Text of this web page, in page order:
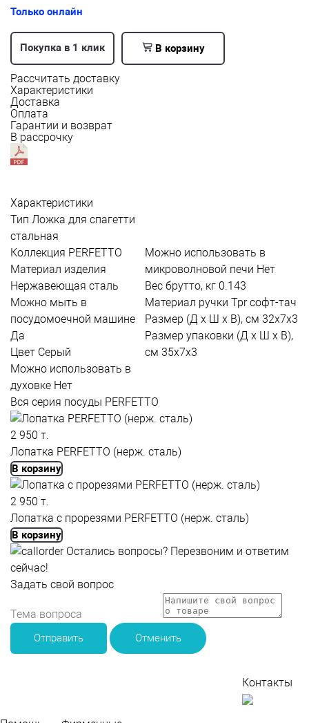
Только онлайн
Покупка в 1 клик В корзину
Рассчитать доставку
Характеристики
Доставка
Оплата
Гарантии и возврат
В рассрочку
Характеристики
Тип Ложка для спагетти
стальная
Коллекция PERFETTO
Материал изделия
Нержавеющая сталь
Можно мыть в
посудомоечной машине
Да
Цвет Серый
Можно использовать в
духовке Нет
Можно использовать в
микроволновой печи Нет
Вес брутто, кг 0.143
Материал ручки Tpr софт-тач
Размер (Д х Ш х В), см 32х7х3
Размер упаковки (Д х Ш х В),
см 35х7х3
Вся серия посуды PERFETTO
2 950 т.
Лопатка PERFETTO (нерж. сталь)
В корзину
2 950 т.
Лопатка с прорезями PERFETTO (нерж. сталь)
В корзину
Остались вопросы? Перезвоним и ответим
сейчас!
Задать свой вопрос
Отправить Отменить
Контакты